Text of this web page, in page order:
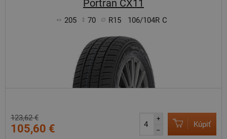
Portran CX11
205 70 R15 106/104R C
123,62 €
105,60 €
+
–
Kúpiť